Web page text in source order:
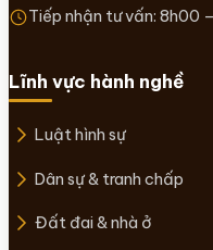
Tiếp nhận tư vấn: 8h00
Lĩnh vực hành nghề
Luật hình sự
Dân sự & tranh chấp
Đất đai & nhà ở